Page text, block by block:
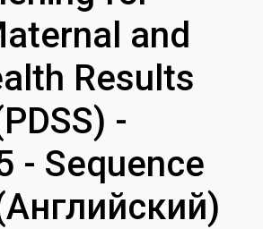
and
Results
-
- Sequence